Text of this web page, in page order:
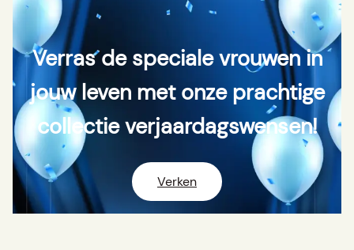
h
Verras de speciale vrouwen in
jouw leven met onze prachtige
collectie verjaardagswensen!
Verken